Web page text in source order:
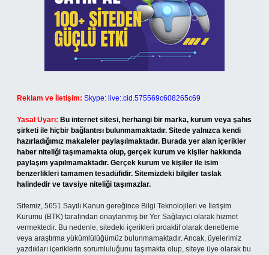
Reklam ve İletişim: Skype: live:.cid.575569c608265c69
Yasal Uyarı: Bu internet sitesi, herhangi bir marka, kurum veya şahıs
şirketi ile hiçbir bağlantısı bulunmamaktadır. Sitede yalnızca kendi
hazırladığımız makaleler paylaşılmaktadır. Burada yer alan içerikler
haber niteliği taşımamakta olup, gerçek kurum ve kişiler hakkında
paylaşım yapılmamaktadır. Gerçek kurum ve kişiler ile isim
benzerlikleri tamamen tesadüfidir. Sitemizdeki bilgiler taslak
halindedir ve tavsiye niteliği taşımazlar.
Sitemiz, 5651 Sayılı Kanun gereğince Bilgi Teknolojileri ve İletişim
Kurumu (BTK) tarafından onaylanmış bir Yer Sağlayıcı olarak hizmet
vermektedir. Bu nedenle, sitedeki içerikleri proaktif olarak denetleme
veya araştırma yükümlülüğümüz bulunmamaktadır. Ancak, üyelerimiz
yazdıkları içeriklerin sorumluluğunu taşımakta olup, siteye üye olarak bu